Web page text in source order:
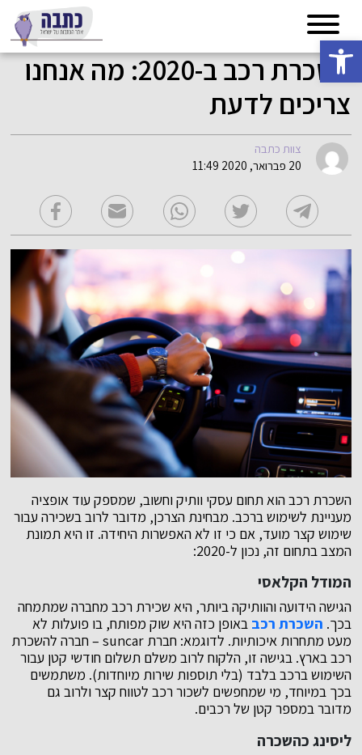
פתח סרגל נגישות
השכרת רכב ב-2020: מה אנחנו
צריכים לדעת
צוות כתבה
20 פברואר, 2020 11:49
השכרת רכב הוא תחום עסקי וותיק וחשוב, שמספק עוד אופציה
מעניינת לשימוש ברכב. מבחינת הצרכן, מדובר לרוב בשכירה עבור
שימוש קצר מועד, אם כי זו לא האפשרות היחידה. זו היא תמונת
המצב בתחום זה, נכון ל-2020:
המודל הקלאסי
הגישה הידועה והוותיקה ביותר, היא שכירת רכב מחברה שמתמחה
בכך. השכרת רכב באופן כזה היא שוק מפותח, בו פועלות לא
מעט מתחרות איכותיות. לדוגמא: חברת suncar – חברה להשכרת
רכב בארץ. בגישה זו, הלקוח לרוב משלם תשלום חודשי קטן עבור
השימוש ברכב בלבד (בלי תוספות שירות מיוחדות). משתמשים
בכך במיוחד, מי שמחפשים לשכור רכב לטווח קצר ולרוב גם
מדובר במספר קטן של רכבים.
ליסינג כהשכרה